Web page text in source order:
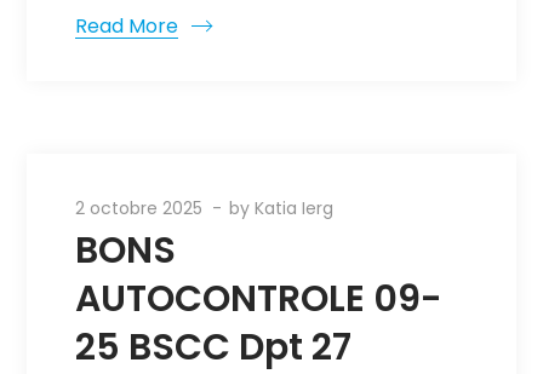
Read More
2 octobre 2025 byKatia Ierg
BONS
AUTOCONTROLE 09-
25 BSCC Dpt 27